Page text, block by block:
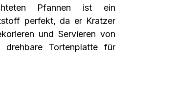
Pfannen ist ein
perfekt, da er Kratzer
und Servieren von
drehbare Tortenplatte für